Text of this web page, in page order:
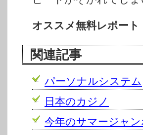
オススメ無料レポート
関連記事
パーソナルシステム
日本のカジノ
今年のサマージャン